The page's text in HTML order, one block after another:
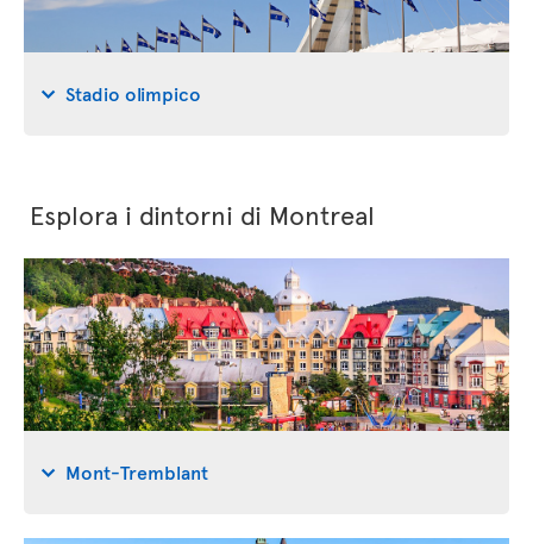
Stadio olimpico
Esplora i dintorni di Montreal
Mont-Tremblant